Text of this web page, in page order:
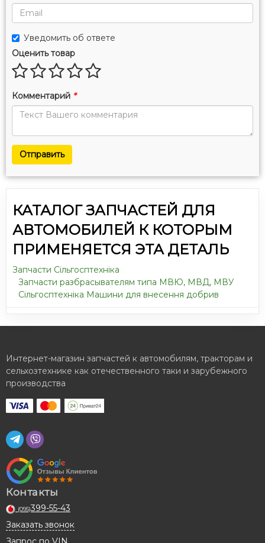
Уведомить об ответе
Оценить товар
Комментарий *
Отправить
КАТАЛОГ ЗАПЧАСТЕЙ ДЛЯ
АВТОМОБИЛЕЙ К КОТОРЫМ
ПРИМЕНЯЕТСЯ ЭТА ДЕТАЛЬ
Запчасти Сільгосптехніка
Запчасти разбрасывателям типа МВЮ, МВД, МВУ
Сільгосптехніка Машини для внесення добрив
Интернет-магазин запчастей к автомобилям, тракторам и
сельхозтехнике как отечественного таки и зарубежного
производства
Контакты
(095)399-55-43
Заказать звонок